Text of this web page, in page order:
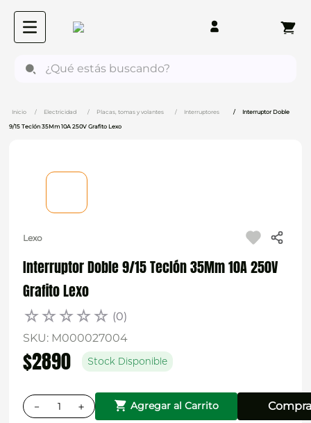
Electricidad Placas, tomas y volantes Interruptores Interruptor Doble
9/15 Teclón 35Mm 10A 250V Grafito Lexo
Lexo
Interruptor Doble 9/15 Teclón 35Mm 10A 250V
Grafito Lexo
☆☆☆☆☆ (0)
SKU: M000027004
$2890 Stock Disponible
＋
－ Agregar al Carrito